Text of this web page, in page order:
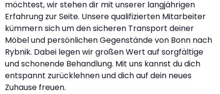
möchtest, wir stehen dir mit unserer langjährigen
Erfahrung zur Seite. Unsere qualifizierten Mitarbeiter
kümmern sich um den sicheren Transport deiner
Möbel und persönlichen Gegenstände von Bonn nach
Rybnik. Dabei legen wir großen Wert auf sorgfältige
und schonende Behandlung. Mit uns kannst du dich
entspannt zurücklehnen und dich auf dein neues
Zuhause freuen.